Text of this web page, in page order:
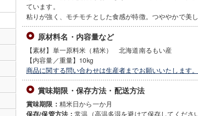
ています。
粘りが強く、モチモチとした食感が特徴。つややかで美
原材料名・内容量など
【素材】単一原料米（精米） 北海道南るもい産
【内容量／重量】10kg
商品に関する問い合わせは生産者までお願いいたします。
賞味期限・保存方法・配送方法
賞味期限： 精米日から一か月
保存/保管方法：常温（高温多湿を避けて保存してくださ